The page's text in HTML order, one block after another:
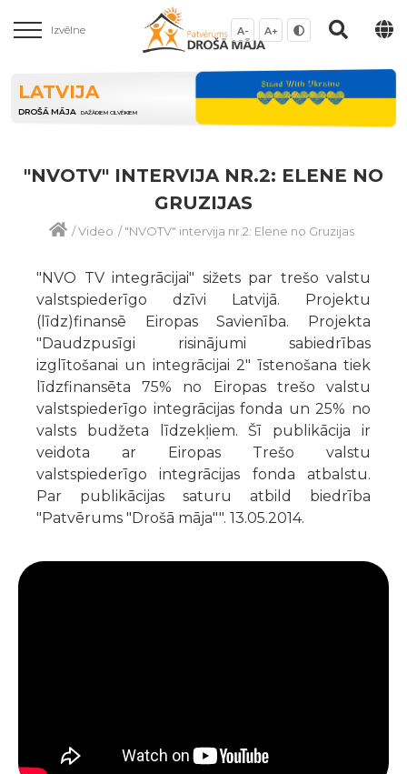
Izvēlne A- A+
LATVIJA
DROŠĀ MĀJA DAŽĀDIEM CILVĒKIEM
"NVOTV" INTERVIJA NR.2: ELENE NO
GRUZIJAS
/Video /"NVOTV" intervija nr.2: Elene no Gruzijas
"NVO TV integrācijai" sižets par trešo valstu
valstspiederīgo dzīvi Latvijā. Projektu
(līdz)finansē Eiropas Savienība. Projekta
"Daudzpusīgi risinājumi sabiedrības
izglītošanai un integrācijai 2" īstenošana tiek
līdzfinansēta 75% no Eiropas trešo valstu
valstspiederīgo integrācijas fonda un 25% no
valsts budžeta līdzekļiem. Šī publikācija ir
veidota ar Eiropas Trešo valstu
valstspiederīgo integrācijas fonda atbalstu.
Par publikācijas saturu atbild biedrība
"Patvērums "Drošā māja"". 13.05.2014.